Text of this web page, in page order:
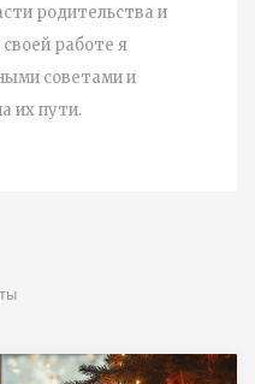
родительства и
работе я
советами и
их пути.